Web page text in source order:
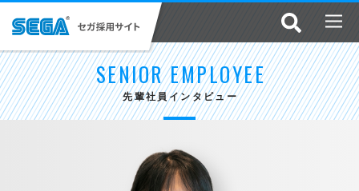
SENIOR EMPLOYEE
先輩社員インタビュー